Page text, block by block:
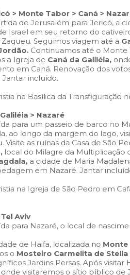
> Monte Tabor > Caná >
de Jerusalém para Jericó, a
Israel em seu retorno do
Seguimos viagem até a
Continuamos até o
a Igreja de Caná da Galiléia,
em Caná. Renovação dos
incluído.
na Basílica da Transfiguração
> Nazaré
para um passeio de barco no
ao longo da margem do lago,
Visite as ruínas da Casa de São
local do Milagre da Multiplicação
a cidade de Maria
em Nazaré. Jantar
na Igreja de São Pedro em
Aviv
para Nazaré, o local de
de Haifa, localizada no Monte
o Mosteiro Carmelita de Stella
Jardins Persas. Após
visitaremos o sítio bíblico